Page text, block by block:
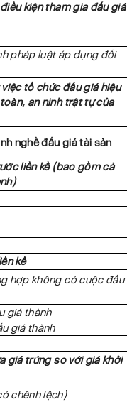
kiện tham gia đấu giá
pháp luật áp dụng đối
tổ chức đấu giá hiệu
an ninh trật tự của
nghề đấu giá tài sản
liền kề (bao gồm cả
kề
hợp không có cuộc đấu
giá thành
giá thành
giá trúng so với giá khởi
chênh lệch)